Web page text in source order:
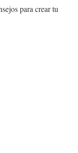
para crear tu